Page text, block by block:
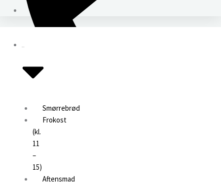
Smørrebrød
Frokost
(kl.
11
–
15)
Aftensmad
+45 59 43 06 28
CVR nr.: 38705261